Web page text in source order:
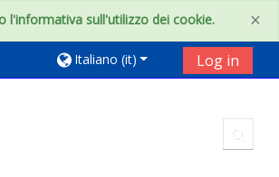
×
l'informativa sull'utilizzo dei cookie.
Italiano ‎(it)‎ Log in